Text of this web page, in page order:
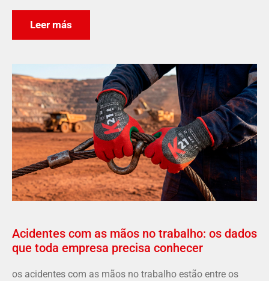
Leer más
Acidentes com as mãos no trabalho: os dados
que toda empresa precisa conhecer
os acidentes com as mãos no trabalho estão entre os